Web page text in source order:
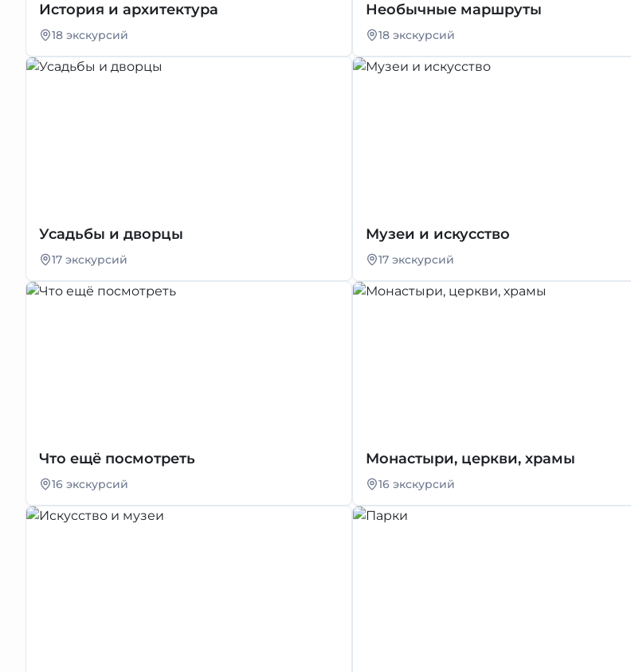
История и архитектура
18 экскурсий
Необычные маршруты
18 экскурсий
Усадьбы и дворцы
17 экскурсий
Музеи и искусство
17 экскурсий
Что ещё посмотреть
16 экскурсий
Монастыри, церкви, храмы
16 экскурсий